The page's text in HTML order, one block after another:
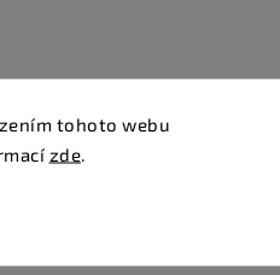
tohoto webu
zde